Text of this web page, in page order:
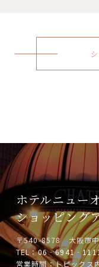
ホテルニュー
ショッピン
〒540-8578 大阪市
TEL：
営業時間：トピックス